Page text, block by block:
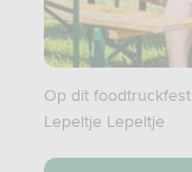
Op dit
Lepeltje Lepeltje